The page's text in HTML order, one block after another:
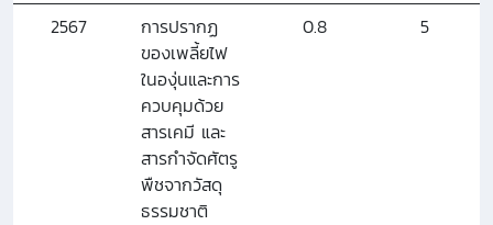
2567
การปรากฏ
ของเพลี้ยไฟ
ในองุ่นและการ
ควบคุมด้วย
สารเคมี และ
สารกำจัดศัตรู
พืชจากวัสดุ
ธรรมชาติ
0.8 5